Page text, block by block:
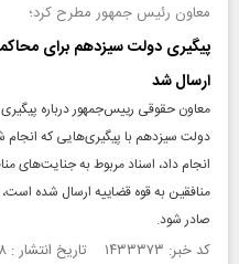
معاون رئیس جمهور مطرح کرد؛
ارسال شد
معاون حقوقی رییس‌جمهور درباره
دولت سیزدهم با پیگیری‌هایی که
منافقین به قوه قضاییه ارسال شده است،
صادر شود.
کد خبر: ۱۴۳۳۳۷۳ تاریخ انتشار : ۱۴۰۲/۰۹/۰۸